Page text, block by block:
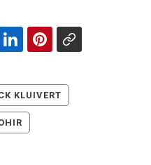
KLUIVERT